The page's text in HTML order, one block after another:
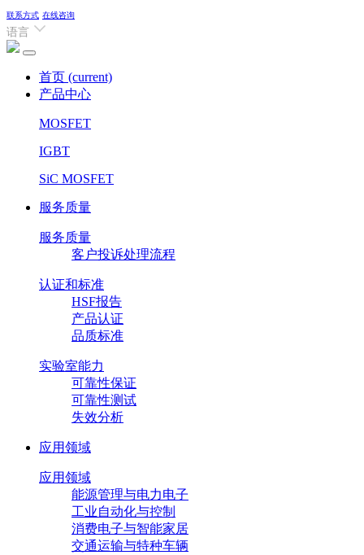
联系方式 在线咨询
语言
首页 (current)
产品中心
MOSFET
IGBT
SiC MOSFET
服务质量
服务质量
客户投诉处理流程
认证和标准
HSF报告
产品认证
品质标准
实验室能力
可靠性保证
可靠性测试
失效分析
应用领域
应用领域
能源管理与电力电子
工业自动化与控制
消费电子与智能家居
交通运输与特种车辆